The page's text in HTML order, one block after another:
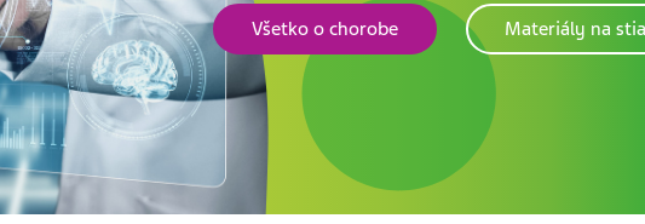
Všetko o chorobe Materiály na